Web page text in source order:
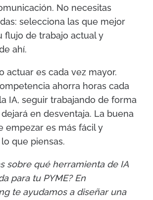
No necesitas
selecciona las que mejor
flujo de trabajo actual y
ahí.
actuar es cada vez mayor.
ahorra horas cada
IA, seguir trabajando de forma
en desventaja. La buena
empezar es más fácil y
que piensas.
sobre qué herramienta de IA
para tu PYME? En
te ayudamos a diseñar una